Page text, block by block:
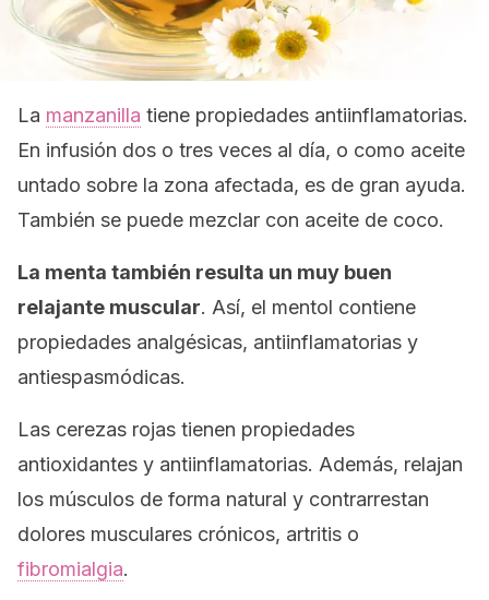
La manzanilla tiene propiedades antiinflamatorias.
En infusión dos o tres veces al día, o como aceite
untado sobre la zona afectada, es de gran ayuda.
También se puede mezclar con aceite de coco.
La menta también resulta un muy buen
relajante muscular. Así, el mentol contiene
propiedades analgésicas, antiinflamatorias y
antiespasmódicas.
Las cerezas rojas tienen propiedades
antioxidantes y antiinflamatorias. Además, relajan
los músculos de forma natural y contrarrestan
dolores musculares crónicos, artritis o
fibromialgia.